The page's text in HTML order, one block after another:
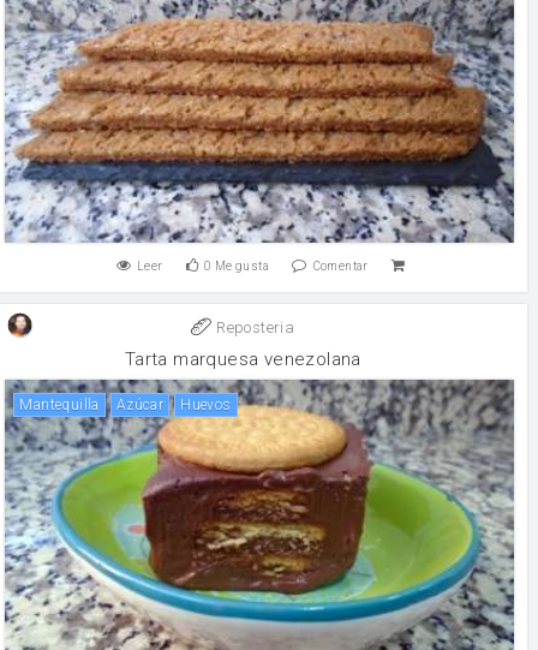
Leer 0 Me gusta Comentar
Reposteria
Tarta marquesa venezolana
mantequilla Azúcar huevos